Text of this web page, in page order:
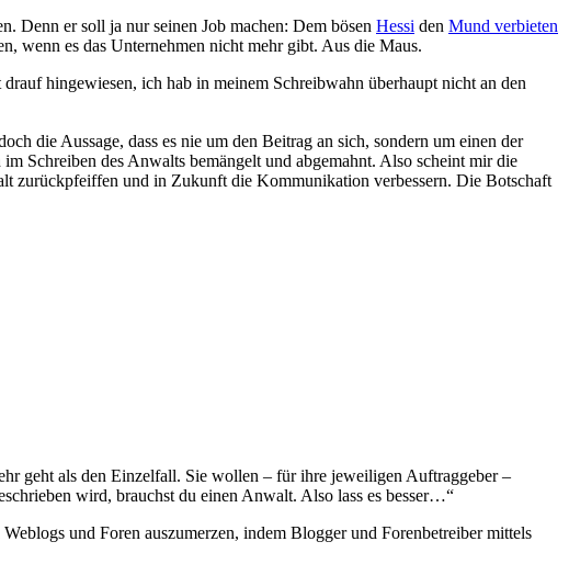
Denn er soll ja nur seinen Job machen: Dem bösen Hessi den Mund verbieten
wenn es das Unternehmen nicht mehr gibt. Aus die Maus.
hingewiesen, ich hab in meinem Schreibwahn überhaupt nicht an den
die Aussage, dass es nie um den Beitrag an sich, sondern um einen der
Schreiben des Anwalts bemängelt und abgemahnt. Also scheint mir die
zurückpfeiffen und in Zukunft die Kommunikation verbessern. Die Botschaft
geht als den Einzelfall. Sie wollen – für ihre jeweiligen Auftraggeber –
wird, brauchst du einen Anwalt. Also lass es besser…“
und Foren auszumerzen, indem Blogger und Forenbetreiber mittels